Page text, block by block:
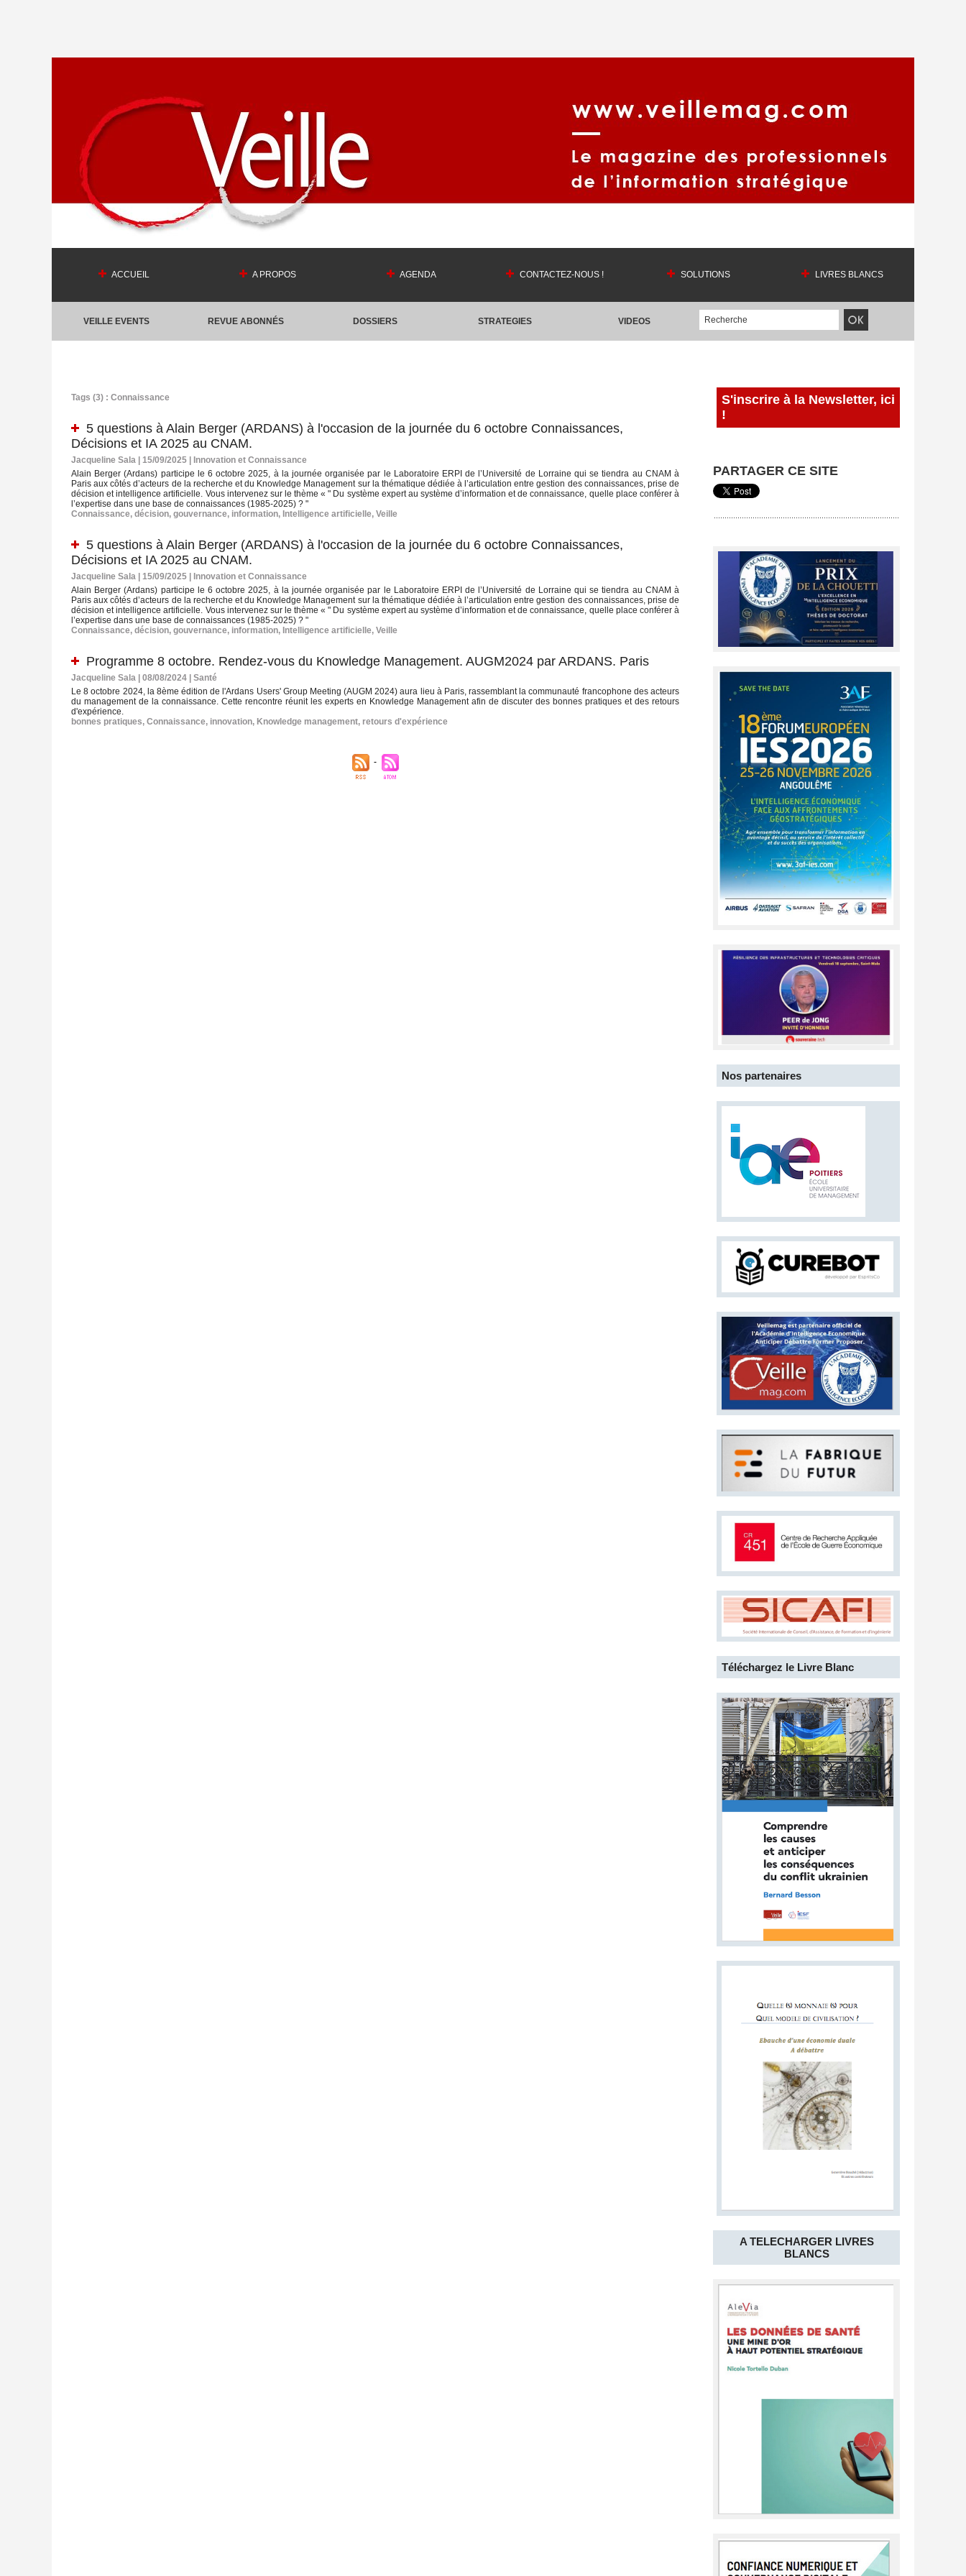
ACCUEIL A PROPOS AGENDA CONTACTEZ-NOUS ! SOLUTIONS LIVRES BLANCS
VEILLE EVENTS REVUE ABONNÉS DOSSIERS STRATEGIES VIDEOS
Tags (3) : Connaissance
5 questions à Alain Berger (ARDANS) à l'occasion de la journée du 6 octobre Connaissances,
Décisions et IA 2025 au CNAM.
Jacqueline Sala | 15/09/2025
Innovation et Connaissance
Alain Berger (Ardans) participe le 6 octobre 2025, à la journée organisée par le Laboratoire ERPI de l’Université de Lorraine qui se tiendra au CNAM à
Paris aux côtés d’acteurs de la recherche et du Knowledge Management sur la thématique dédiée à l’articulation entre gestion des connaissances, prise de
décision et intelligence artificielle. Vous intervenez sur le thème « " Du système expert au système d’information et de connaissance, quelle place conférer à
l’expertise dans une base de connaissances (1985-2025) ? "
Connaissance, décision, gouvernance, information, Intelligence artificielle, Veille
5 questions à Alain Berger (ARDANS) à l'occasion de la journée du 6 octobre Connaissances,
Décisions et IA 2025 au CNAM.
Jacqueline Sala | 15/09/2025
Innovation et Connaissance
Alain Berger (Ardans) participe le 6 octobre 2025, à la journée organisée par le Laboratoire ERPI de l’Université de Lorraine qui se tiendra au CNAM à
Paris aux côtés d’acteurs de la recherche et du Knowledge Management sur la thématique dédiée à l’articulation entre gestion des connaissances, prise de
décision et intelligence artificielle. Vous intervenez sur le thème « " Du système expert au système d’information et de connaissance, quelle place conférer à
l’expertise dans une base de connaissances (1985-2025) ? "
Connaissance, décision, gouvernance, information, Intelligence artificielle, Veille
Programme 8 octobre. Rendez-vous du Knowledge Management. AUGM2024 par ARDANS. Paris
Jacqueline Sala | 08/08/2024
Santé
Le 8 octobre 2024, la 8ème édition de l'Ardans Users' Group Meeting (AUGM 2024) aura lieu à Paris, rassemblant la communauté francophone des acteurs
du management de la connaissance. Cette rencontre réunit les experts en Knowledge Management afin de discuter des bonnes pratiques et des retours
d'expérience.
bonnes pratiques, Connaissance, innovation, Knowledge management, retours d'expérience
S'inscrire à la Newsletter, ici
!
PARTAGER CE SITE
Nos partenaires
Téléchargez le Livre Blanc
A TELECHARGER LIVRES
BLANCS